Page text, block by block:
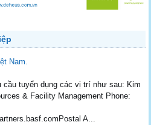
Nam.
cầu tuyển dụng các vị trí như sau: Kim
& Facility Management Phone:
A...